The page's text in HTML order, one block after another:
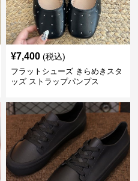
¥7,400 (税込)
フラットシューズ きらめきスタ
ッズ ストラップパンプス